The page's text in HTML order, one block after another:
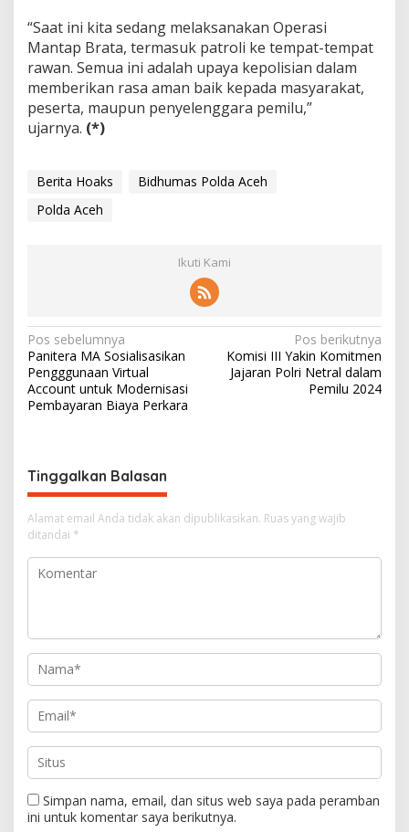
“Saat ini kita sedang melaksanakan Operasi
Mantap Brata, termasuk patroli ke tempat-tempat
rawan. Semua ini adalah upaya kepolisian dalam
memberikan rasa aman baik kepada masyarakat,
peserta, maupun penyelenggara pemilu,”
ujarnya. (*)
Berita Hoaks
Bidhumas Polda Aceh
Polda Aceh
Ikuti Kami
N
a
v
i
a
s
i
p
o
Pos sebelumnya
Panitera MA Sosialisasikan
Pengggunaan Virtual
Account untuk Modernisasi
Pembayaran Biaya Perkara
Pos berikutnya
Komisi III Yakin Komitmen
Jajaran Polri Netral dalam
Pemilu 2024
Tinggalkan Balasan
Alamat email Anda tidak akan dipublikasikan. Ruas yang wajib
ditandai *
Simpan nama, email, dan situs web saya pada peramban
ini untuk komentar saya berikutnya.